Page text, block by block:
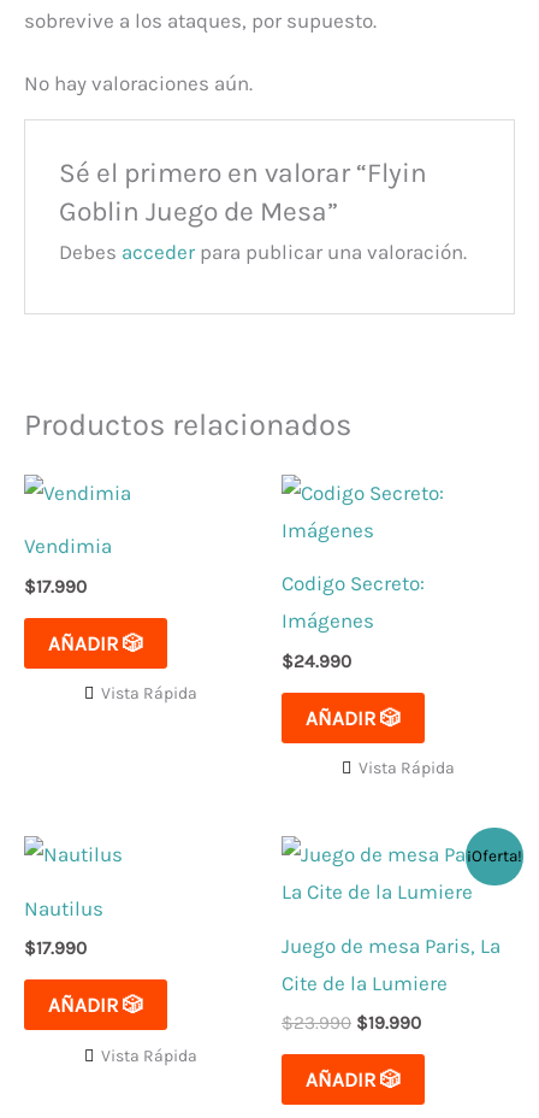
sobrevive a los ataques, por supuesto.
No hay valoraciones aún.
Sé el primero en valorar “Flyin
Goblin Juego de Mesa”
Debes acceder para publicar una valoración.
Productos relacionados
Vendimia
$17.990
AÑADIR 🎲
Vista Rápida
Codigo Secreto:
Imágenes
$24.990
AÑADIR 🎲
Vista Rápida
Nautilus
$17.990
AÑADIR 🎲
Vista Rápida
¡Oferta!
Juego de mesa Paris, La
Cite de la Lumiere
$23.990
El
precio
original
$23.990.
$19.990
El
precio
actual
$19.990.
AÑADIR 🎲